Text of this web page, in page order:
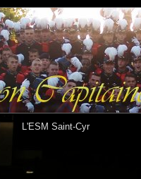
L'ESM Saint-Cyr